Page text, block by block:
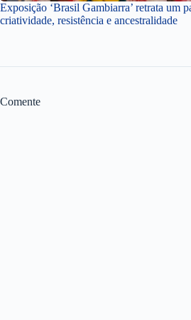
Exposição ‘Brasil Gambiarra’ retrata um
criatividade, resistência e ancestralidade
Comente